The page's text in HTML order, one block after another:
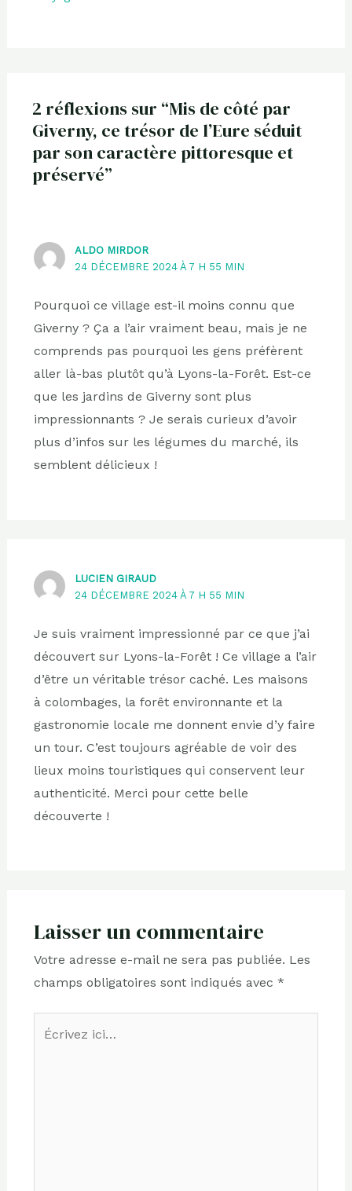
2 réflexions sur “Mis de côté par
Giverny, ce trésor de l’Eure séduit
par son caractère pittoresque et
préservé”
ALDO MIRDOR
24 DÉCEMBRE 2024 À 7 H 55 MIN
Pourquoi ce village est-il moins connu que
Giverny ? Ça a l’air vraiment beau, mais je ne
comprends pas pourquoi les gens préfèrent
aller là-bas plutôt qu’à Lyons-la-Forêt. Est-ce
que les jardins de Giverny sont plus
impressionnants ? Je serais curieux d’avoir
plus d’infos sur les légumes du marché, ils
semblent délicieux !
LUCIEN GIRAUD
24 DÉCEMBRE 2024 À 7 H 55 MIN
Je suis vraiment impressionné par ce que j’ai
découvert sur Lyons-la-Forêt ! Ce village a l’air
d’être un véritable trésor caché. Les maisons
à colombages, la forêt environnante et la
gastronomie locale me donnent envie d’y faire
un tour. C’est toujours agréable de voir des
lieux moins touristiques qui conservent leur
authenticité. Merci pour cette belle
découverte !
Laisser un commentaire
Votre adresse e-mail ne sera pas publiée. Les
champs obligatoires sont indiqués avec *